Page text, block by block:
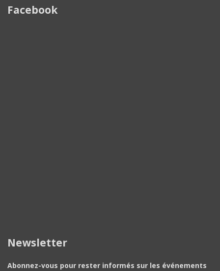
Facebook
Newsletter
Abonnez-vous pour rester informés sur les événements